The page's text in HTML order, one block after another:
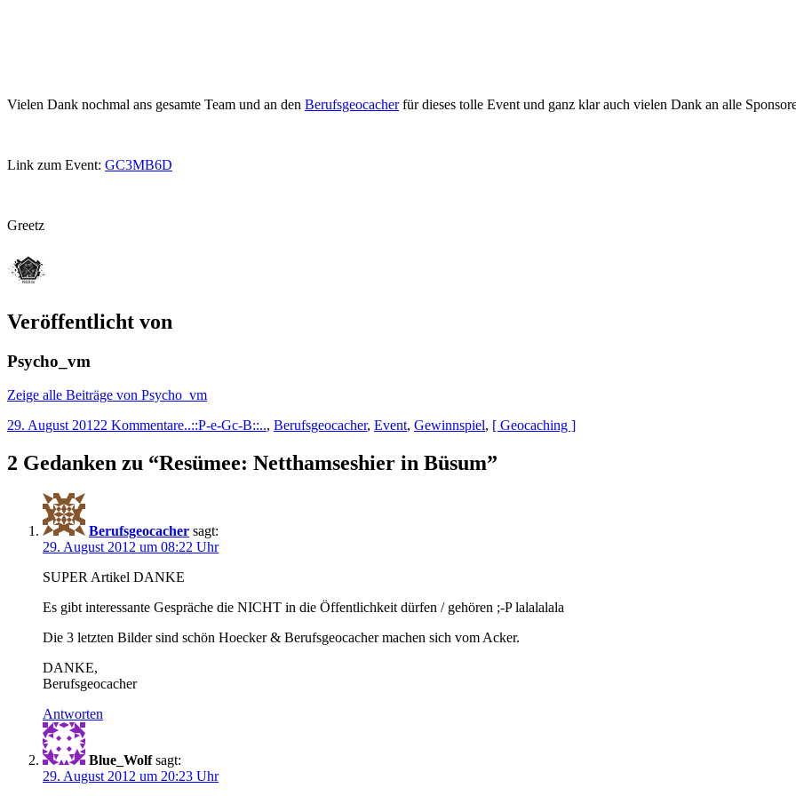
Vielen Dank nochmal ans gesamte Team und an den Berufsgeocacherfür dieses tolle Event und ganz klar auch vielen Dank an alle
Link zum Event: GC3MB6D
Greetz
Veröffentlicht von
Psycho_vm
Zeige alle Beiträge von Psycho_vm
29. August 20122 Kommentare..::P-e-Gc-B::.., Berufsgeocacher, Event, Gewinnspiel, [ Geocaching ]
2 Gedanken zu “Resümee: Netthamseshier in Büsum”
Berufsgeocacher sagt:
29. August 2012 um 08:22 Uhr
SUPER Artikel DANKE
Es gibt interessante Gespräche die NICHT in die Öffentlichkeit dürfen / gehören ;-P lalalalala
Die 3 letzten Bilder sind schön Hoecker & Berufsgeocacher machen sich vom Acker.
DANKE,
Berufsgeocacher
Antworten
Blue_Wolf sagt:
29. August 2012 um 20:23 Uhr